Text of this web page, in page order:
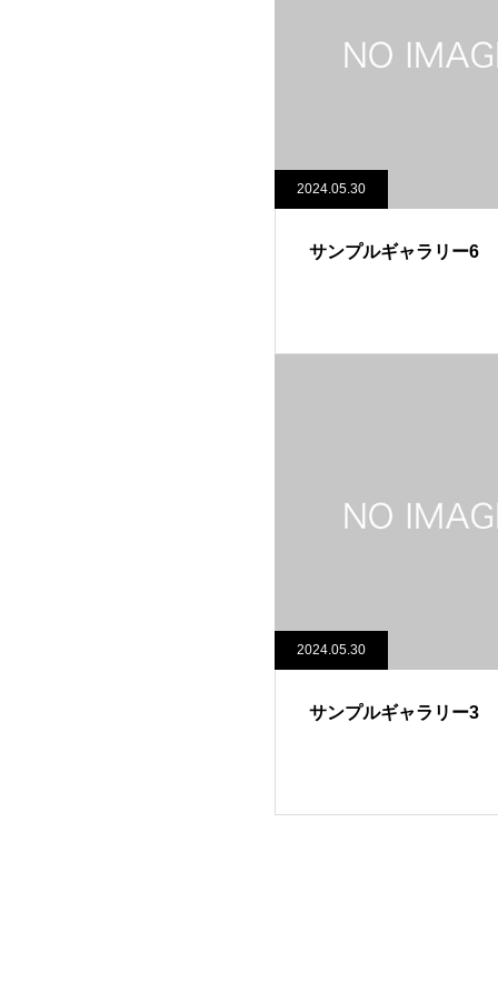
2024.05.30
サンプルギャラリー6
2024.05.30
サンプルギャラリー3